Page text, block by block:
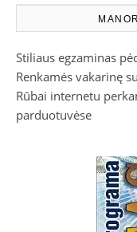
Stiliaus egzaminas
Renkamės vakarinę
Rūbai internetu
parduotuvėse